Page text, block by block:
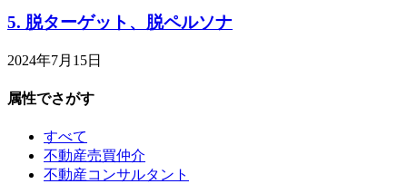
5. 脱ターゲット、脱ペルソナ
2024年7月15日
属性でさがす
すべて
不動産売買仲介
不動産コンサルタント